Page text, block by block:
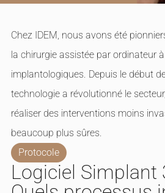
Chez IDEM, nous avons été
la chirurgie assistée par ordinateur
implantologiques. Depuis le début
technologie a révolutionné le
réaliser des interventions moins
beaucoup plus sûres.
Protocole
Logiciel Simplant